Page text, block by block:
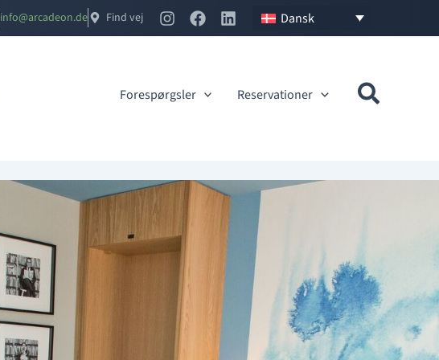
ed.no
edacr
a@ofn
i Find vej Dansk
Forespørgsler Reservationer